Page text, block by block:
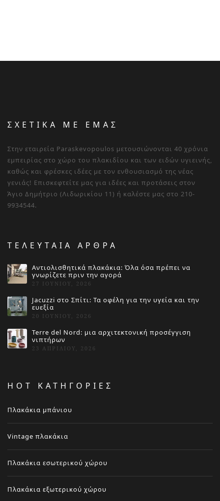
ΣΧΕΤΙΚΑ ΜΕ ΕΜΑΣ
Στην εταιρεία Paraskevopoulos μετουσιώνονται 40 χρόνια
εμπειρίας στο χώρο του πλακιδίου και των ειδών υγιεινής,
καθώς και φρέσκες ιδέες με τον ενθουσιασμό της νέας
γενιάς! Επισκεφτείτε μας για ιδέες και προτάσεις στον
Άγιο Δημήτριο (Λιδωρικίου 11) ή καλέστε μας στο 210-
9934544.
ΤΕΛΕΥΤΑΙΑ ΑΡΘΡΑ
Αντιολισθητικά πλακάκια: Όλα όσα πρέπει να
γνωρίζετε πριν την αγορά
27 ΙΟΥΝΊΟΥ, 2026
Jacuzzi στο Σπίτι: Τα οφέλη για την υγεία και την
ευεξία
20 ΙΟΥΝΊΟΥ, 2026
Terre del Nord: μια αρχιτεκτονική προσέγγιση
νιπτήρων
23 ΑΠΡΙΛΊΟΥ, 2026
HOT ΚΑΤΗΓΟΡΙΕΣ
Πλακάκια μπάνιου
Vintage πλακάκια
Πλακάκια εσωτερικού χώρου
Πλακάκια εξωτερικού χώρου